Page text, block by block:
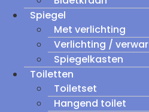
Spiegel
Met verlichting
Verlichting /
Spiegelkasten
Toiletten
Toiletset
Hangend toilet